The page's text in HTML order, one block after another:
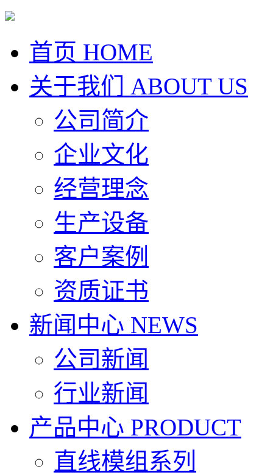
首页 HOME
关于我们
ABOUT US
公司简介
企业文化
经营理念
生产设备
客户案例
资质证书
新闻中心 NEWS
公司新闻
行业新闻
产品中心 PRODUCT
直线模组系列